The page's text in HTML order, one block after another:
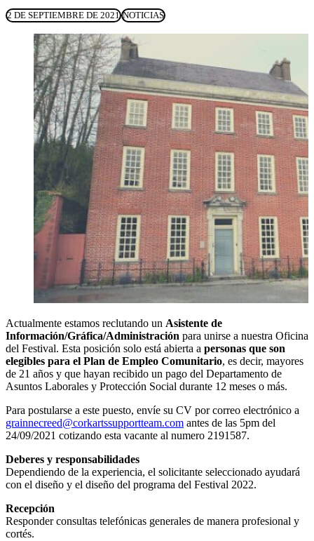
2 DE SEPTIEMBRE DE 2021 NOTICIAS
Actualmente estamos reclutando un Asistente de
Información/Gráfica/Administración para unirse a nuestra Oficina
del Festival. Esta posición solo está abierta a personas que son
elegibles para el Plan de Empleo Comunitario, es decir, mayores
de 21 años y que hayan recibido un pago del Departamento de
Asuntos Laborales y Protección Social durante 12 meses o más.
Para postularse a este puesto, envíe su CV por correo electrónico a
grainnecreed@corkartssupportteam.com antes de las 5pm del
24/09/2021 cotizando esta vacante al numero 2191587.
Deberes y responsabilidades
Dependiendo de la experiencia, el solicitante seleccionado ayudará
con el diseño y el diseño del programa del Festival 2022.
Recepción
Responder consultas telefónicas generales de manera profesional y
cortés.